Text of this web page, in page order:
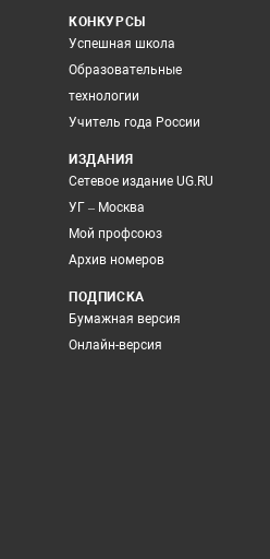
КОНКУРСЫ
Успешная школа
Образовательные
технологии
Учитель года России
ИЗДАНИЯ
Сетевое издание UG.RU
УГ – Москва
Мой профсоюз
Архив номеров
ПОДПИСКА
Бумажная версия
Онлайн-версия